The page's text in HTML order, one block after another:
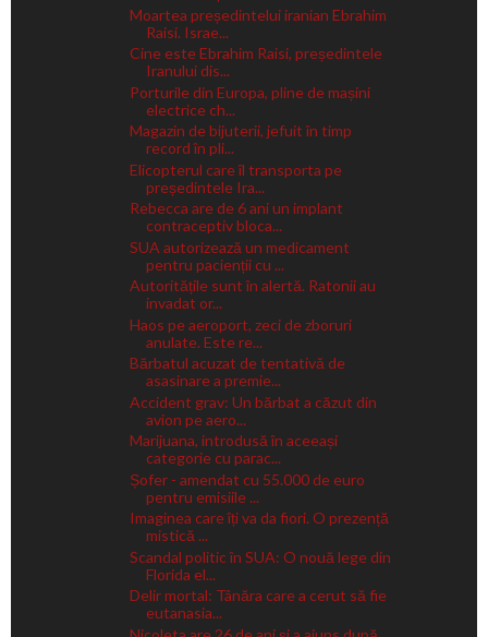
Moartea președintelui iranian Ebrahim
Raisi. Israe...
Cine este Ebrahim Raisi, președintele
Iranului dis...
Porturile din Europa, pline de mașini
electrice ch...
Magazin de bijuterii, jefuit în timp
record în pli...
Elicopterul care îl transporta pe
președintele Ira...
Rebecca are de 6 ani un implant
contraceptiv bloca...
SUA autorizează un medicament
pentru pacienții cu ...
Autoritățile sunt în alertă. Ratonii au
invadat or...
Haos pe aeroport, zeci de zboruri
anulate. Este re...
Bărbatul acuzat de tentativă de
asasinare a premie...
Accident grav: Un bărbat a căzut din
avion pe aero...
Marijuana, introdusă în aceeași
categorie cu parac...
Șofer - amendat cu 55.000 de euro
pentru emisiile ...
Imaginea care îți va da fiori. O prezență
mistică ...
Scandal politic în SUA: O nouă lege din
Florida el...
Delir mortal: Tânăra care a cerut să fie
eutanasia...